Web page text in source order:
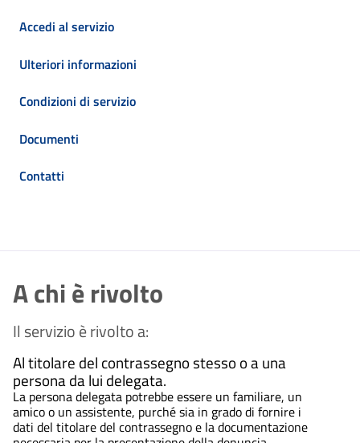
Accedi al servizio
Ulteriori informazioni
Condizioni di servizio
Documenti
Contatti
A chi è rivolto
Il servizio è rivolto a:
Al titolare del contrassegno stesso o a una
persona da lui delegata.
La persona delegata potrebbe essere un familiare, un
amico o un assistente, purché sia in grado di fornire i
dati del titolare del contrassegno e la documentazione